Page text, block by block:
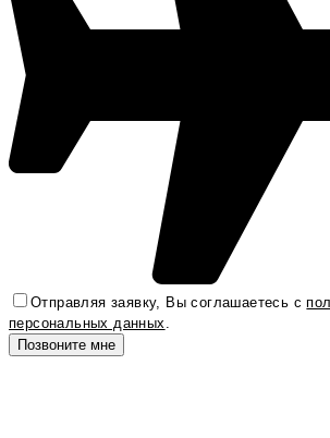
Отправляя заявку, Вы соглашаетесь с
персональных данных